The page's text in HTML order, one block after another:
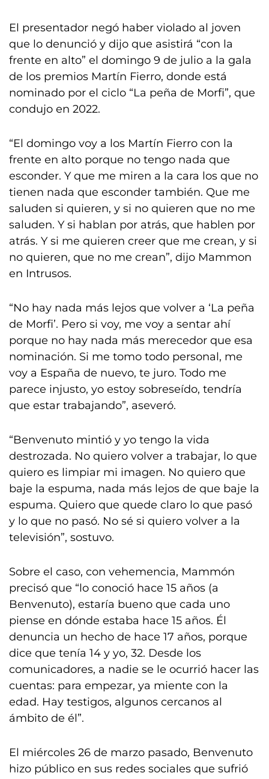
El presentador negó haber violado al joven
que lo denunció y dijo que asistirá “con la
frente en alto” el domingo 9 de julio a la gala
de los premios Martín Fierro, donde está
nominado por el ciclo “La peña de Morfi”, que
condujo en 2022.
“El domingo voy a los Martín Fierro con la
frente en alto porque no tengo nada que
esconder. Y que me miren a la cara los que no
tienen nada que esconder también. Que me
saluden si quieren, y si no quieren que no me
saluden. Y si hablan por atrás, que hablen por
atrás. Y si me quieren creer que me crean, y si
no quieren, que no me crean”, dijo Mammon
en Intrusos.
“No hay nada más lejos que volver a ‘La peña
de Morfi’. Pero si voy, me voy a sentar ahí
porque no hay nada más merecedor que esa
nominación. Si me tomo todo personal, me
voy a España de nuevo, te juro. Todo me
parece injusto, yo estoy sobreseído, tendría
que estar trabajando”, aseveró.
“Benvenuto mintió y yo tengo la vida
destrozada. No quiero volver a trabajar, lo que
quiero es limpiar mi imagen. No quiero que
baje la espuma, nada más lejos de que baje la
espuma. Quiero que quede claro lo que pasó
y lo que no pasó. No sé si quiero volver a la
televisión”, sostuvo.
Sobre el caso, con vehemencia, Mammón
precisó que “lo conoció hace 15 años (a
Benvenuto), estaría bueno que cada uno
piense en dónde estaba hace 15 años. Él
denuncia un hecho de hace 17 años, porque
dice que tenía 14 y yo, 32. Desde los
comunicadores, a nadie se le ocurrió hacer las
cuentas: para empezar, ya miente con la
edad. Hay testigos, algunos cercanos al
ámbito de él”.
El miércoles 26 de marzo pasado, Benvenuto
hizo público en sus redes sociales que sufrió